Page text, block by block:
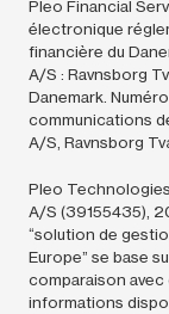
Pleo Financial
électronique
financière du
A/S : Ravnsborg
Danemark.
communications
A/S, Ravnsborg
Pleo
A/S (39155435),
“solution de
Europe” se base
comparaison
informations